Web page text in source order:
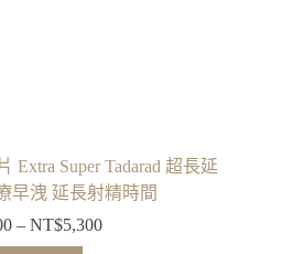
Extra Super Tadarad 超長延
早洩 延長射精時間
– NT$5,300